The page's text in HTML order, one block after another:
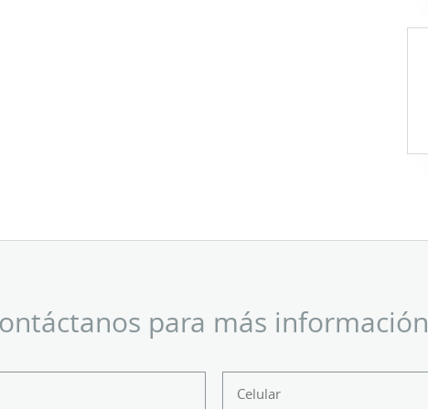
para más información